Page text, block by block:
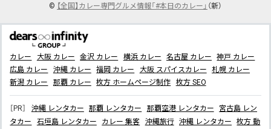
© 【全国】カレー専門グルメ情報「#本日のカレー」 （新）
カレー 大阪 カレー 金沢 カレー 横浜 カレー 名古屋 カレー
神戸 カレー
広島 カレー
沖縄 カレー 福岡 カレー 大阪 スパイスカレー
札幌 カレー
新潟 カレー
那覇 カレー 枚方 ホームページ制作 枚方 SEO
［PR］ 沖縄 レンタカー 那覇 レンタカー 那覇空港 レンタカー
宮古島 レン
タカー
石垣島 レンタカー カレー 集客 沖縄旅行 沖縄 レンタカー 枚方 動